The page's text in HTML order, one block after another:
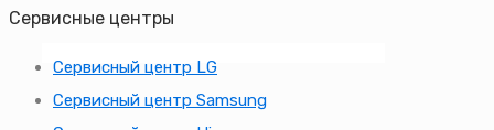
Сервисные центры
Сервисный центр LG
Сервисный центр Samsung